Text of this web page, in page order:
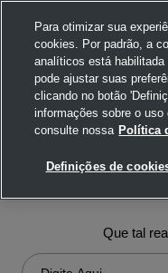
Ops!... não
Que tal
Para otimizar sua
cookies. Por padrão, a
analíticos está
pode ajustar suas
clicando no botão
informações sobre o
consulte nossa Política
Definições de